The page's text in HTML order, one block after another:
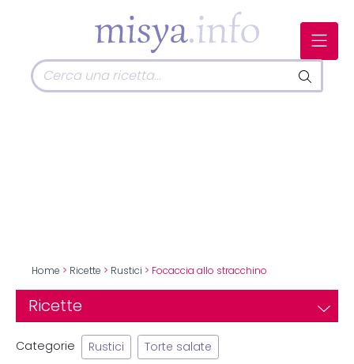
Home > Ricette > Rustici > Focaccia allo stracchino
Ricette
Categorie Rustici Torte salate